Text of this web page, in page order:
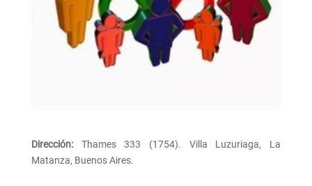
Dirección:Thames 333 (1754). Villa Luzuriaga, La
Matanza, Buenos Aires.